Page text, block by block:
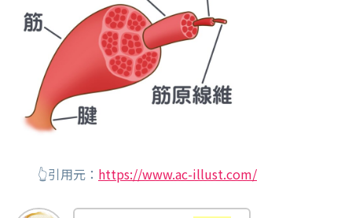
👆引用元： https://www.ac-illust.com/